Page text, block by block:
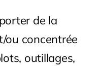
de la
ou concentrée
outillages,